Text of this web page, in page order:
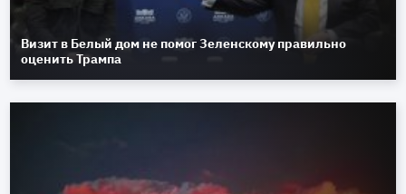
Визит в Белый дом не помог Зеленскому правильно
оценить Трампа